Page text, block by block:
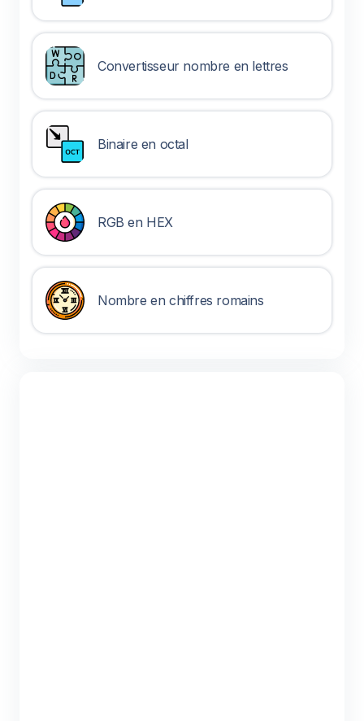
Convertisseur nombre en lettres
Binaire en octal
RGB en HEX
Nombre en chiffres romains